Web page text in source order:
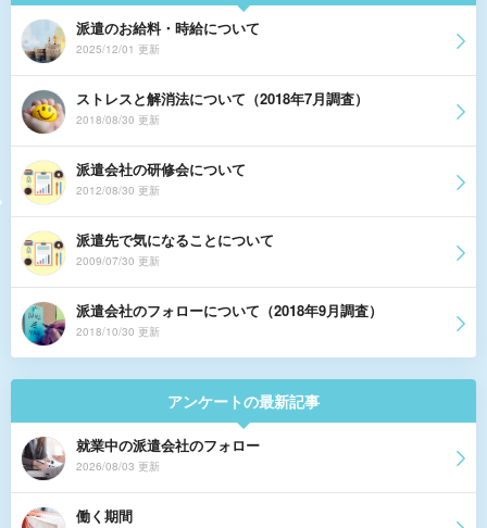
派遣のお給料・時給について
2025/12/01 更新
ストレスと解消法について（2018年7月調査）
2018/08/30 更新
派遣会社の研修会について
2012/08/30 更新
派遣先で気になることについて
2009/07/30 更新
派遣会社のフォローについて（2018年9月調査）
2018/10/30 更新
アンケートの最新記事
就業中の派遣会社のフォロー
2026/08/03 更新
働く期間